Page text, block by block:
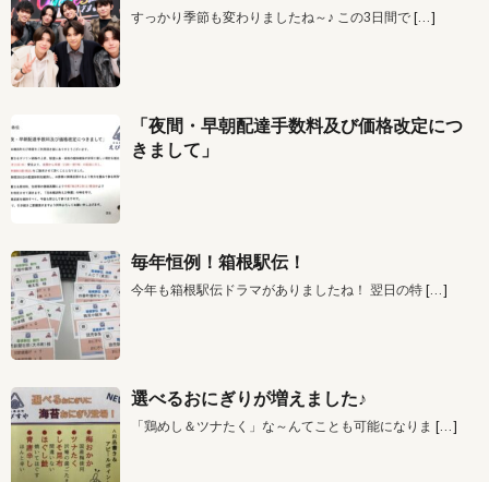
すっかり季節も変わりましたね～♪ この3日間で […]
「夜間・早朝配達手数料及び価格改定につ
きまして」
毎年恒例！箱根駅伝！
今年も箱根駅伝ドラマがありましたね！ 翌日の特 […]
選べるおにぎりが増えました♪
「鶏めし＆ツナたく」な～んてことも可能になりま […]